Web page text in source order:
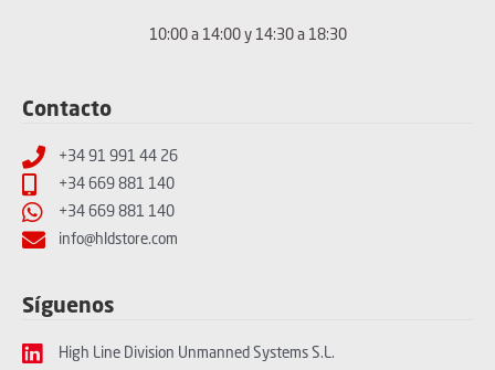
10:00 a 14:00 y 14:30 a 18:30
Contacto
+34 91 991 44 26
+34 669 881 140
+34 669 881 140
info@hldstore.com
Síguenos
High Line Division Unmanned Systems S.L.